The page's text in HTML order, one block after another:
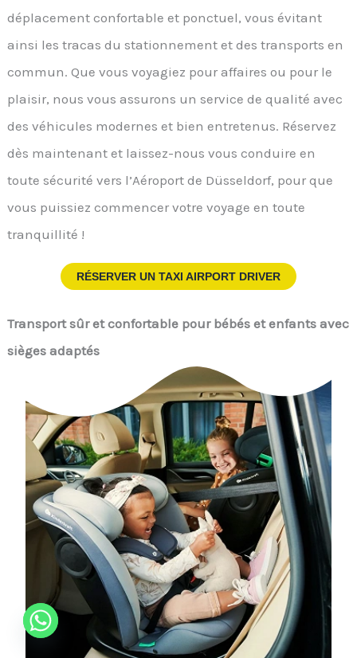
déplacement confortable et ponctuel, vous évitant
ainsi les tracas du stationnement et des transports en
commun. Que vous voyagiez pour affaires ou pour le
plaisir, nous vous assurons un service de qualité avec
des véhicules modernes et bien entretenus. Réservez
dès maintenant et laissez-nous vous conduire en
toute sécurité vers l’Aéroport de Düsseldorf, pour que
vous puissiez commencer votre voyage en toute
tranquillité !
RÉSERVER UN TAXI AIRPORT DRIVER
Transport sûr et confortable pour bébés et enfants avec
sièges adaptés